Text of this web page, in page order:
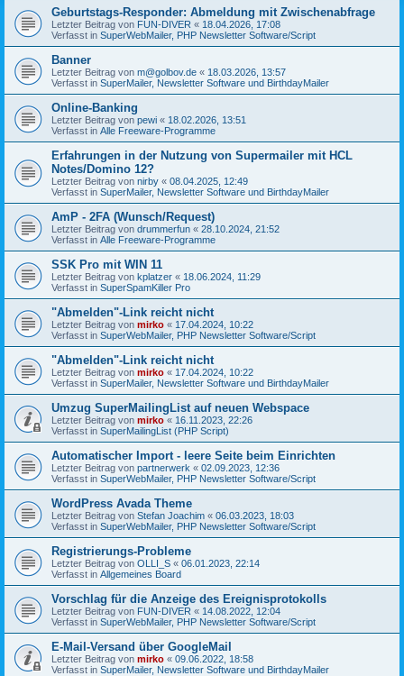
Geburtstags-Responder: Abmeldung mit Zwischenabfrage
Letzter Beitrag von FUN-DIVER « 18.04.2026, 17:08
Verfasst in SuperWebMailer, PHP Newsletter Software/Script
Banner
Letzter Beitrag von m@golbov.de « 18.03.2026, 13:57
Verfasst in SuperMailer, Newsletter Software und BirthdayMailer
Online-Banking
Letzter Beitrag von pewi « 18.02.2026, 13:51
Verfasst in Alle Freeware-Programme
Erfahrungen in der Nutzung von Supermailer mit HCL
Notes/Domino 12?
Letzter Beitrag von nirby « 08.04.2025, 12:49
Verfasst in SuperMailer, Newsletter Software und BirthdayMailer
AmP - 2FA (Wunsch/Request)
Letzter Beitrag von drummerfun « 28.10.2024, 21:52
Verfasst in Alle Freeware-Programme
SSK Pro mit WIN 11
Letzter Beitrag von kplatzer « 18.06.2024, 11:29
Verfasst in SuperSpamKiller Pro
"Abmelden"-Link reicht nicht
Letzter Beitrag von mirko « 17.04.2024, 10:22
Verfasst in SuperWebMailer, PHP Newsletter Software/Script
"Abmelden"-Link reicht nicht
Letzter Beitrag von mirko « 17.04.2024, 10:22
Verfasst in SuperMailer, Newsletter Software und BirthdayMailer
Umzug SuperMailingList auf neuen Webspace
Letzter Beitrag von mirko « 16.11.2023, 22:26
Verfasst in SuperMailingList (PHP Script)
Automatischer Import - leere Seite beim Einrichten
Letzter Beitrag von partnerwerk « 02.09.2023, 12:36
Verfasst in SuperWebMailer, PHP Newsletter Software/Script
WordPress Avada Theme
Letzter Beitrag von Stefan Joachim « 06.03.2023, 18:03
Verfasst in SuperWebMailer, PHP Newsletter Software/Script
Registrierungs-Probleme
Letzter Beitrag von OLLI_S « 06.01.2023, 22:14
Verfasst in Allgemeines Board
Vorschlag für die Anzeige des Ereignisprotokolls
Letzter Beitrag von FUN-DIVER « 14.08.2022, 12:04
Verfasst in SuperWebMailer, PHP Newsletter Software/Script
E-Mail-Versand über GoogleMail
Letzter Beitrag von mirko « 09.06.2022, 18:58
Verfasst in SuperMailer, Newsletter Software und BirthdayMailer